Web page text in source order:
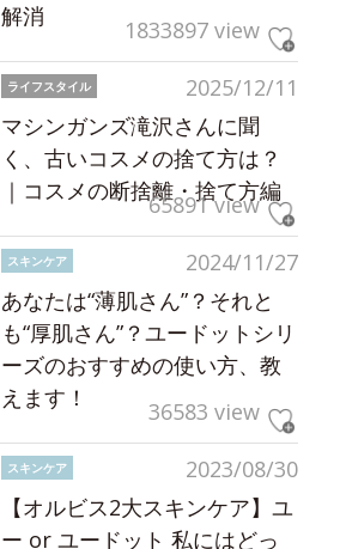
解消
1833897 view
2025/12/11
ライフスタイル
マシンガンズ滝沢さんに聞
く、古いコスメの捨て方は？
｜コスメの断捨離・捨て方編
65891 view
2024/11/27
スキンケア
あなたは“薄肌さん”？それと
も“厚肌さん”？ユードットシリ
ーズのおすすめの使い方、教
えます！
36583 view
2023/08/30
スキンケア
【オルビス2大スキンケア】ユ
ー or ユードット 私にはどっ